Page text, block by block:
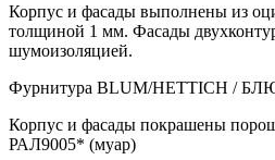
Корпус и фасады выполнены из
толщиной 1 мм. Фасады
шумоизоляцией.
Фурнитура BLUM/HETTICH /
Корпус и фасады покрашены
РАЛ9005* (муар)